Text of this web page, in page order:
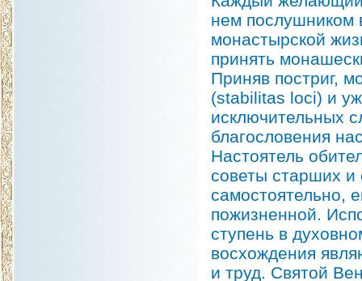
нем послушником
монастырской
принять
Приняв постриг,
(stabilitas loci) и
исключительных
благословения
Настоятель
советы старших
самостоятельно,
пожизненной.
ступень в
восхождения
и труд. Святой